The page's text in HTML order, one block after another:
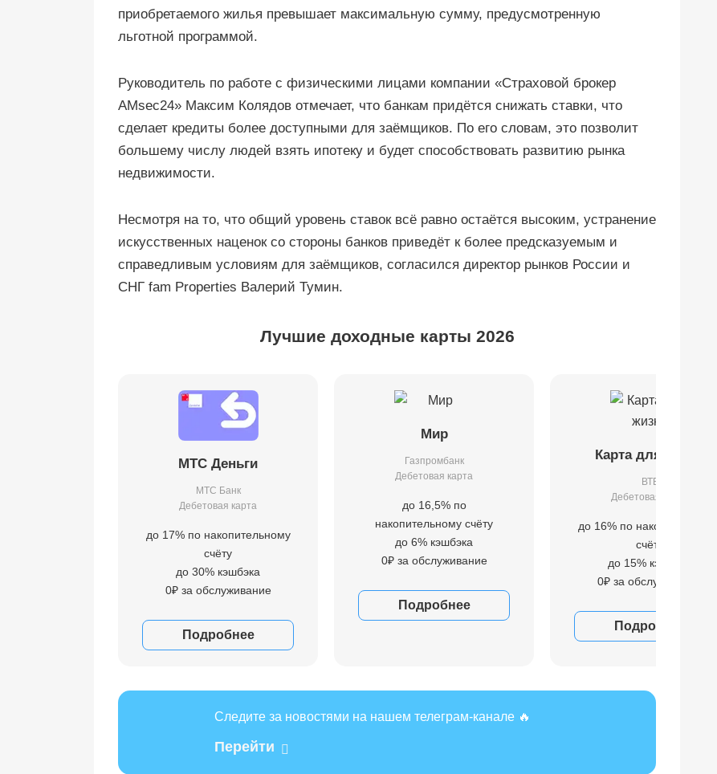
приобретаемого жилья превышает максимальную сумму, предусмотренную
льготной программой.
Руководитель по работе с физическими лицами компании «Страховой брокер
AMsec24» Максим Колядов отмечает, что банкам придётся снижать ставки, что
сделает кредиты более доступными для заёмщиков. По его словам, это позволит
большему числу людей взять ипотеку и будет способствовать развитию рынка
недвижимости.
Несмотря на то, что общий уровень ставок всё равно остаётся высоким, устранение
искусственных наценок со стороны банков приведёт к более предсказуемым и
справедливым условиям для заёмщиков, согласился директор рынков России и
СНГ fam Properties Валерий Тумин.
Лучшие доходные карты 2026
МТС Деньги
МТС Банк
Дебетовая карта
до 17% по накопительному
счёту
до 30% кэшбэка
0₽ за обслуживание
Подробнее
Мир
Газпромбанк
Дебетовая карта
до 16,5% по
накопительному счёту
до 6% кэшбэка
0₽ за обслуживание
Подробнее
Карта для жизни
ВТБ
Дебетовая карта
до 16% по накопительному
счёту
до 15% кэшбэка
0₽ за обслуживание
Подробнее
Следите за новостями на нашем телеграм-канале 🔥
Перейти